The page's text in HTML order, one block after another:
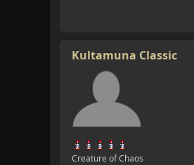
Kultamuna Classic
Creature of Chaos